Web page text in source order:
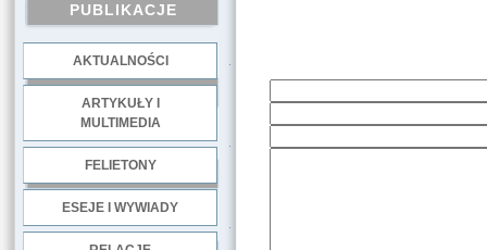
PUBLIKACJE
AKTUALNOŚCI
ARTYKUŁY I
MULTIMEDIA
FELIETONY
ESEJE I WYWIADY